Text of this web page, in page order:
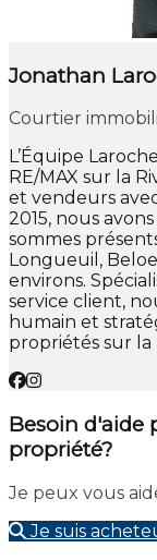
Jonathan
Courtier
L’Équipe
RE/MAX sur la
et vendeurs
2015, nous
sommes
Longueuil,
environs.
service client,
humain et
propriétés sur la
Besoin d'aide
propriété?
Je peux vous
Je suis